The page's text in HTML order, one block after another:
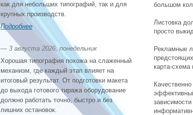
как для небольших типографий, так и для
крупных производств.
Подробнее
— 3 августа 2026, понедельник
Хорошая типография похожа на слаженный
механизм, где каждый этап влияет на
итоговый результат. От подготовки макета
до выхода готового тиража оборудование
должно работать точно, быстро и без
лишних остановок.
большом
Листовка
просто
Рекламные
карта-схема